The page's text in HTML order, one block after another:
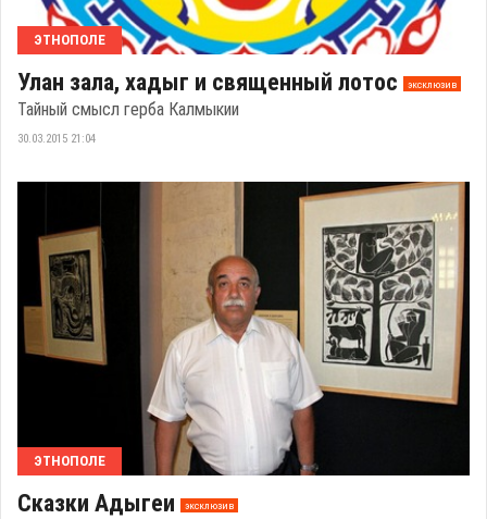
ЭТНОПОЛЕ
Улан зала, хадыг и священный лотос эксклюзив
Тайный смысл герба Калмыкии
30.03.2015 21:04
ЭТНОПОЛЕ
Сказки Адыгеи эксклюзив